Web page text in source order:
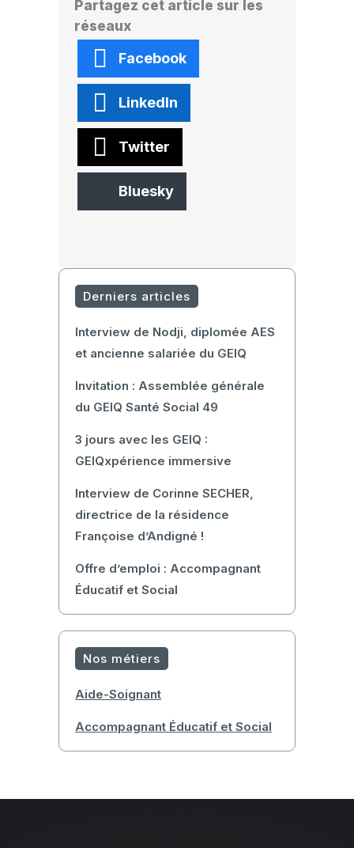
Facebook
LinkedIn
Twitter
Bluesky
Derniers articles
Interview de Nodji, diplomée AES
et ancienne salariée du GEIQ
Invitation : Assemblée générale
du GEIQ Santé Social 49
3 jours avec les GEIQ :
GEIQxpérience immersive
Interview de Corinne SECHER,
directrice de la résidence
Françoise d’Andigné !
Offre d’emploi : Accompagnant
Éducatif et Social
Nos métiers
Aide-Soignant
Accompagnant Éducatif et Social